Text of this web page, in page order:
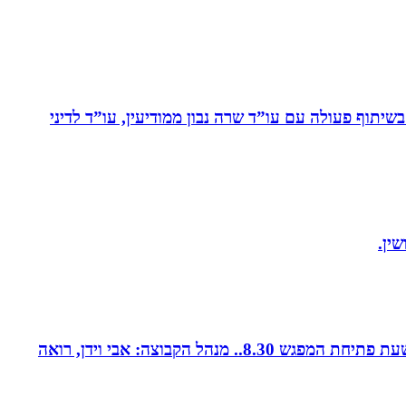
פעולה עם עו”ד שרה נבון ממודיעין, עו”ד לדיני
קבוצת נטוורקינג זומית קטנה ואיכותית. בין המשכימות ראשונות. נפגשת בימי חמישי אחת לשבועיים החל משעה 8.00. שעת פתיחת המפגש 8.30.. מנהל הקבוצה: אבי וידן, רואה